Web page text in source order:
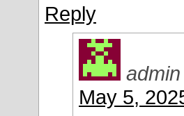
Reply
admin
May 5,